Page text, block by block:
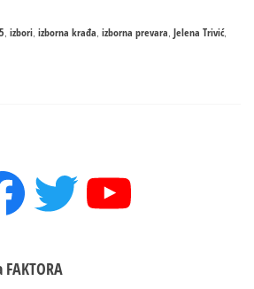
, izbori, izborna krađa, izborna prevara, Jelena Trivić,
TwitterYouTube
FAKTORA